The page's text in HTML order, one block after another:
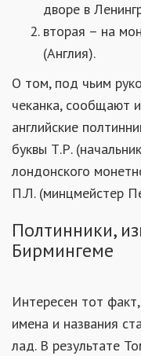
дворе в
вторая – на
(Англия).
О том, под чьим
чеканка, сообщают
английские
буквы Т.Р.
лондонского
П.Л. (минцмейстер
Полтинники,
Бирмингеме
Интересен тот
имена и названия
лад. В результате